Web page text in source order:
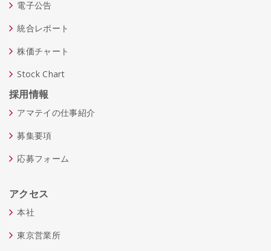
電子公告
統合レポート
株価チャート
Stock Chart
採用情報
アマテイの仕事紹介
募集要項
応募フォーム
アクセス
本社
東京営業所